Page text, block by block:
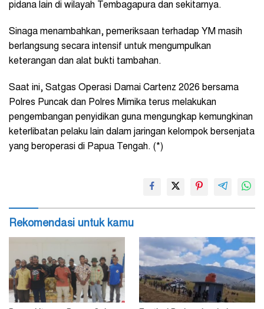
pidana lain di wilayah Tembagapura dan sekitarnya.
Sinaga menambahkan, pemeriksaan terhadap YM masih
berlangsung secara intensif untuk mengumpulkan
keterangan dan alat bukti tambahan.
Saat ini, Satgas Operasi Damai Cartenz 2026 bersama
Polres Puncak dan Polres Mimika terus melakukan
pengembangan penyidikan guna mengungkap kemungkinan
keterlibatan pelaku lain dalam jaringan kelompok bersenjata
yang beroperasi di Papua Tengah. (*)
Rekomendasi untuk kamu